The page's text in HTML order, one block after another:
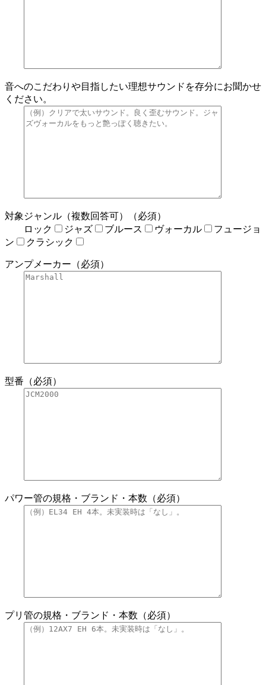
音へのこだわりや目指したい理想サウンドを存分にお聞かせ
ください。
対象ジャンル（複数回答可）（必須）
ロック
ジャズ ブルース ヴォーカル
フュージョ
ン
クラシック
アンプメーカー（必須）
型番（必須）
パワー管の規格・ブランド・本数（必須）
プリ管の規格・ブランド・本数（必須）